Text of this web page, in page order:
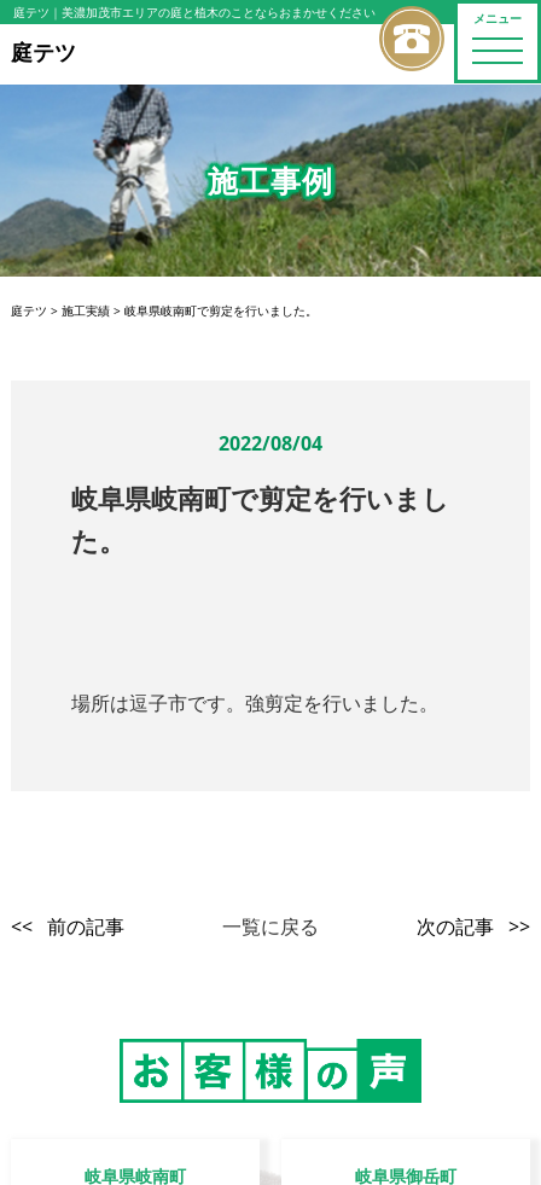
メニュー
toggle
庭テツ ｜美濃加茂市エリアの庭と植木のことならおまかせください
庭テツ
施工事例
庭テツ > 施工実績> 岐阜県岐南町で剪定を行いました。
2022/08/04
岐阜県岐南町で剪定を行いまし
た。
場所は逗子市です。強剪定を行いました。
<< 前の記事 一覧に戻る 次の記事 >>
岐阜県岐南町
岐阜県御岳町